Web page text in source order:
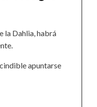
la Dahlia, habrá
apuntarse